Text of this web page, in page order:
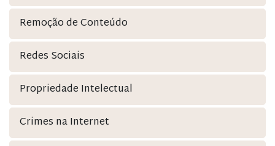
Remoção de Conteúdo
Redes Sociais
Propriedade Intelectual
Crimes na Internet